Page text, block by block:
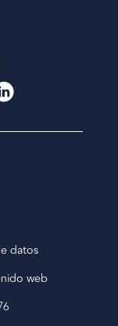
datos
web